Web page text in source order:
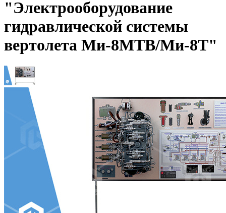
"Электрооборудование
гидравлической системы
вертолета Ми-8МТВ/Ми-8Т"